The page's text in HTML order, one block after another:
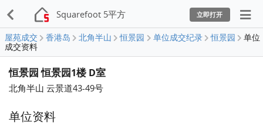
Squarefoot 5平方 立即打开
屋苑成交 香港岛 北角半山 恒景园 单位成交纪录 恒景园
单位
成交资料
恒景园 恒景园1楼 D室
北角半山 云景道43-49号
单位资料